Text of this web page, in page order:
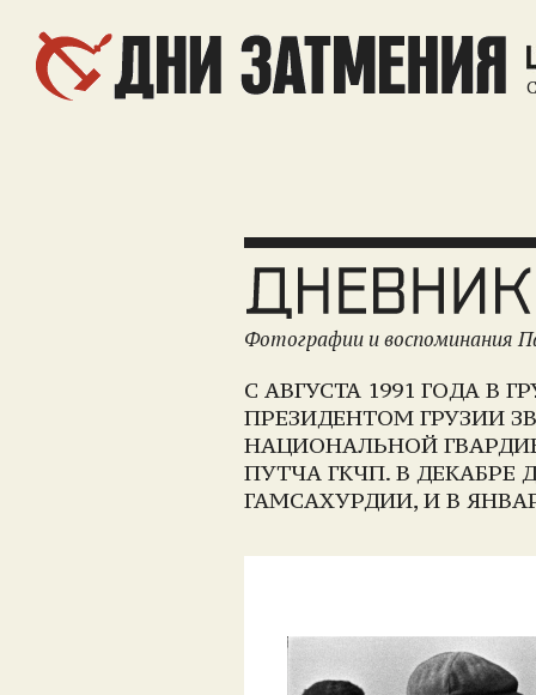
Фотографии и воспоминания
С АВГУСТА 1991 ГОДА В
ПРЕЗИДЕНТОМ ГРУЗИИ
НАЦИОНАЛЬНОЙ
ПУТЧА ГКЧП. В
ГАМСАХУРДИИ, И В